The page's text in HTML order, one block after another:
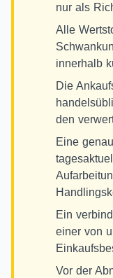
nur als
Alle
innerhalb
Die
den
Eine
Ein
einer von
Vor der